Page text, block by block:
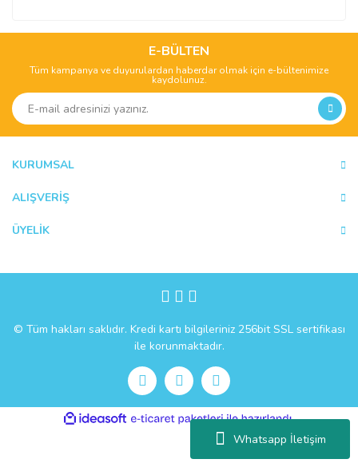
Whatsapp İletişim
E-BÜLTEN
Tüm kampanya ve duyurulardan haberdar olmak için e-bültenimize
kaydolunuz.
KURUMSAL
ALIŞVERİŞ
ÜYELİK
© Tüm hakları saklıdır. Kredi kartı bilgileriniz 256bit SSL sertifikası
ile korunmaktadır.
ideasoft
e-
ticaret
paketleri
ile
hazırlandı.